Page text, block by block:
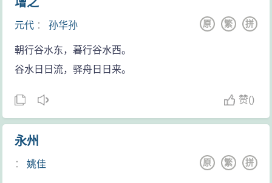
元代 ：孙华孙 拼
繁
原
朝行谷水东，暮行谷水西。
谷水日日流，驿舟日日来。
赞()
永州
：姚佳 拼
繁
原